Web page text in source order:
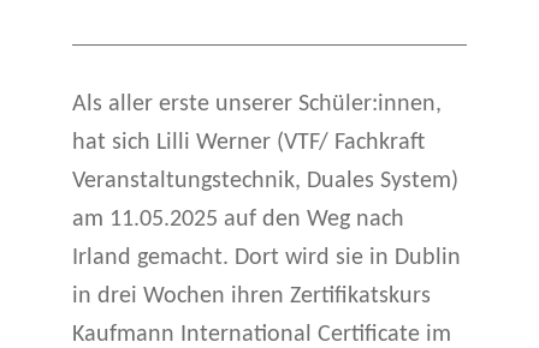
Als aller erste unserer Schüler:innen,
hat sich Lilli Werner (VTF/ Fachkraft
Veranstaltungstechnik, Duales System)
am 11.05.2025 auf den Weg nach
Irland gemacht. Dort wird sie in Dublin
in drei Wochen ihren Zertifikatskurs
Kaufmann International Certificate im